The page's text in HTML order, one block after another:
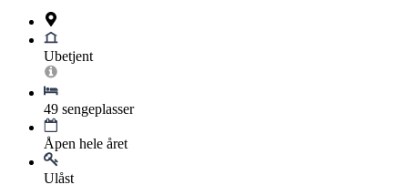
Ubetjent
49 sengeplasser
Åpen hele året
Ulåst